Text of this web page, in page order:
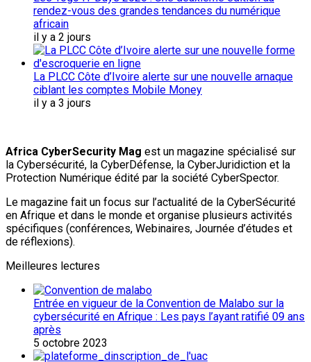
rendez-vous des grandes tendances du numérique
africain
il y a 2 jours
La PLCC Côte d’Ivoire alerte sur une nouvelle arnaque
ciblant les comptes Mobile Money
il y a 3 jours
Africa CyberSecurity Mag est un magazine spécialisé sur
la Cybersécurité, la CyberDéfense, la CyberJuridiction et la
Protection Numérique édité par la société CyberSpector.
Le magazine fait un focus sur l’actualité de la CyberSécurité
en Afrique et dans le monde et organise plusieurs activités
spécifiques (conférences, Webinaires, Journée d’études et
de réflexions).
Meilleures lectures
Entrée en vigueur de la Convention de Malabo sur la
cybersécurité en Afrique : Les pays l’ayant ratifié 09 ans
après
5 octobre 2023